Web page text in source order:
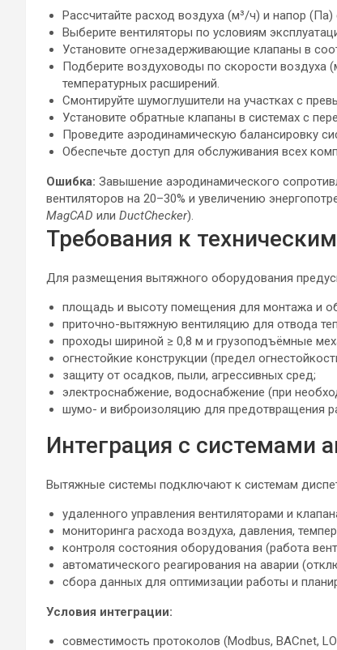
Рассчитайте расход воздуха (м³/ч) и напор
Выберите вентиляторы по условиям
Установите огнезадерживающие клапаны в
Подберите воздуховоды по скорости воздуха
температурных расширений.
Смонтируйте шумоглушители на участках с
Установите обратные клапаны в системах с
Проведите аэродинамическую балансировку
Обеспечьте доступ для обслуживания всех
Ошибка: Завышение аэродинамического
вентиляторов на 20–30% и увеличению
MagCAD или DuctChecker).
Требования к
Для размещения вытяжного оборудования
площадь и высоту помещения для монтажа и
приточно-вытяжную вентиляцию для отвода
проходы шириной ≥ 0,8 м и грузоподъёмные
огнестойкие конструкции (предел
защиту от осадков, пыли, агрессивных сред;
электроснабжение, водоснабжение (при
шумо- и виброизоляцию для предотвращения
Интеграция с системами
Вытяжные системы подключают к системам
удаленного управления вентиляторами и
мониторинга расхода воздуха, давления,
контроля состояния оборудования (работа
автоматического реагирования на аварии
сбора данных для оптимизации работы и
Условия интеграции:
совместимость протоколов (Modbus, BACnet,